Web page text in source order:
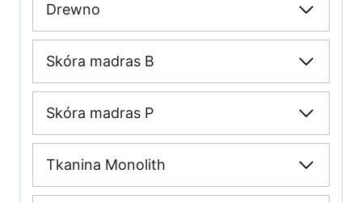
Drewno
Skóra madras B
Skóra madras P
Tkanina Monolith